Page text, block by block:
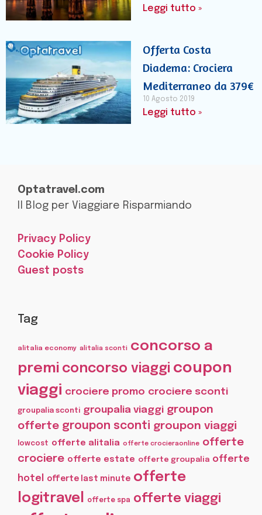
Leggi tutto »
Offerta Costa
Diadema: Crociera
Mediterraneo da 379€
10 Agosto 2019
Leggi tutto »
Optatravel.com
Il Blog per Viaggiare Risparmiando
Privacy Policy
Cookie Policy
Guest posts
Tag
alitalia economy alitalia sconti concorso a
premi concorso viaggi coupon
viaggi crociere promo crociere sconti
groupalia sconti groupalia viaggi groupon
offerte groupon sconti groupon viaggi
lowcost offerte alitalia offerte crocieraonline offerte
crociere offerte estate offerte groupalia offerte
hotel
offerte last minute offerte
logitravel offerte spa offerte viaggi